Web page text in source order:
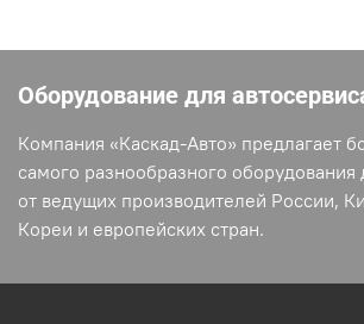
Оборудование для
Компания «Каскад-Авто» предлагает
самого разнообразного оборудования
от ведущих производителей России,
Кореи и европейских стран.